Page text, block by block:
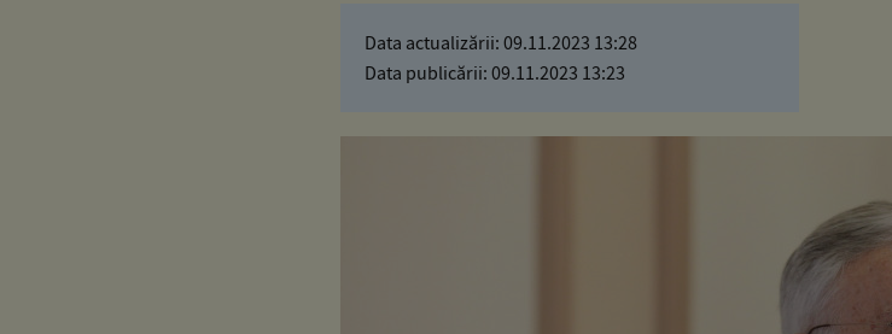
Data actualizării: 09.11.2023 13:28
Data publicării: 09.11.2023 13:23